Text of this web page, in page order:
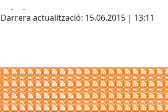
Darrera actualització: 15.06.2015 | 13:11